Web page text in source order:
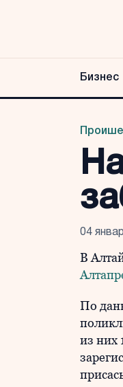
Бизнес
04
В
По
из них